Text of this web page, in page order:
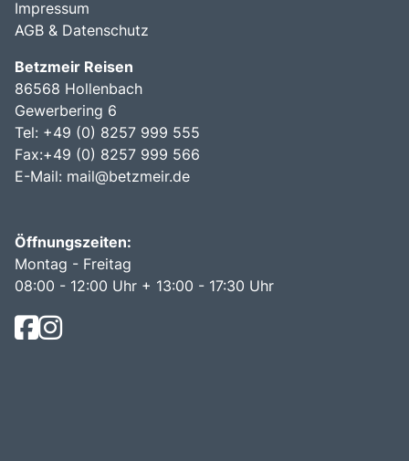
Impressum
AGB & Datenschutz
Betzmeir Reisen
86568 Hollenbach
Gewerbering 6
Tel: +49 (0) 8257 999 555
Fax:+49 (0) 8257 999 566
E-Mail: mail@betzmeir.de
Öffnungszeiten:
Montag - Freitag
08:00 - 12:00 Uhr + 13:00 - 17:30 Uhr